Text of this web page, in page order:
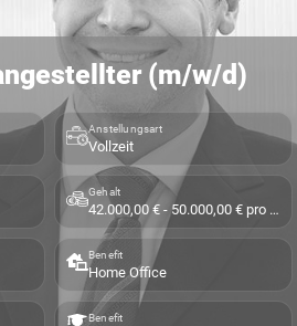
(m/w/d)
Anstellungsart
Vollzeit
Gehalt
42.000,00 € - 50.000,00 € pro Jahr
Benefit
Home Office
Benefit